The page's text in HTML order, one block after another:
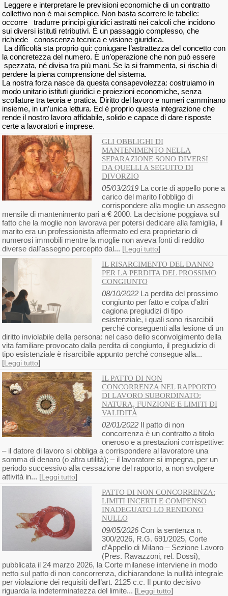
Leggere e interpretare le previsioni economiche di un contratto
collettivo non è mai semplice. Non basta scorrere le tabelle:
occorre tradurre principi giuridici astratti nei calcoli che incidono
sui diversi istituti retributivi. È un passaggio complesso, che
richiede conoscenza tecnica e visione giuridica.
La difficoltà sta proprio qui: coniugare l’astrattezza del concetto con
la concretezza del numero. È un’operazione che non può essere
spezzata, né divisa tra più mani. Se la si frammenta, si rischia di
perdere la piena comprensione del sistema.
La nostra forza nasce da questa consapevolezza: costruiamo in
modo unitario istituti giuridici e proiezioni economiche, senza
scollature tra teoria e pratica. Diritto del lavoro e numeri camminano
insieme, in un’unica lettura. Ed è proprio questa integrazione che
rende il nostro lavoro affidabile, solido e capace di dare risposte
certe a lavoratori e imprese.
GLI OBBLIGHI DI
MANTENIMENTO NELLA
SEPARAZIONE SONO DIVERSI
DA QUELLI A SEGUITO DI
DIVORZIO
05/03/2019La corte di appello pone a
carico del marito l'obbligo di
corrispondere alla moglie un assegno
mensile di mantenimento pari a € 2000. La decisione poggiava sul
fatto che la moglie non lavorava per potersi dedicare alla famiglia, il
marito era un professionista affermato ed era proprietario di
numerosi immobili mentre la moglie non aveva fonti di reddito
diverse dall'assegno percepito dal... [Leggi tutto]
IL RISARCIMENTO DEL DANNO
PER LA PERDITA DEL PROSSIMO
CONGIUNTO
08/10/2022La perdita del prossimo
congiunto per fatto e colpa d’altri
cagiona pregiudizi di tipo
esistenziale, i quali sono risarcibili
perché conseguenti alla lesione di un
diritto inviolabile della persona: nel caso dello sconvolgimento della
vita familiare provocato dalla perdita di congiunto, il pregiudizio di
tipo esistenziale è risarcibile appunto perché consegue alla...
[Leggi tutto]
IL PATTO DI NON
CONCORRENZA NEL RAPPORTO
DI LAVORO SUBORDINATO:
NATURA, FUNZIONE E LIMITI DI
VALIDITÀ
02/01/2022Il patto di non
concorrenza è un contratto a titolo
oneroso e a prestazioni corrispettive:
– il datore di lavoro si obbliga a corrispondere al lavoratore una
somma di denaro (o altra utilità); – il lavoratore si impegna, per un
periodo successivo alla cessazione del rapporto, a non svolgere
attività in... [Leggi tutto]
PATTO DI NON CONCORRENZA:
LIMITI INCERTI E COMPENSO
INADEGUATO LO RENDONO
NULLO
09/05/2026Con la sentenza n.
300/2026, R.G. 691/2025, Corte
d’Appello di Milano – Sezione Lavoro
(Pres. Ravazzoni, rel. Dossi),
pubblicata il 24 marzo 2026, la Corte milanese interviene in modo
netto sul patto di non concorrenza, dichiarandone la nullità integrale
per violazione dei requisiti dell’art. 2125 c.c. Il punto decisivo
riguarda la indeterminatezza del limite... [Leggi tutto]